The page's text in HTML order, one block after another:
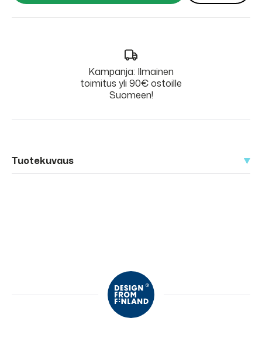
Kampanja: Ilmainen
toimitus yli 90€ ostoille
Suomeen!
Tuotekuvaus